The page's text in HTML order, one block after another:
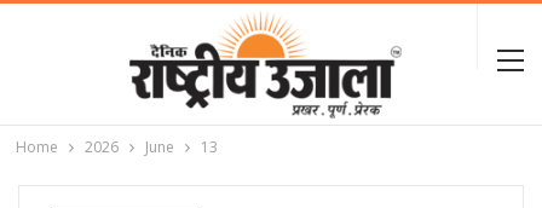
Home 2026 June 13